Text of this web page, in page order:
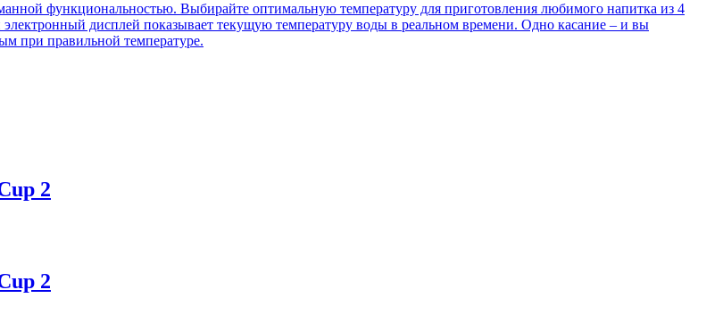
функциональностью. Выбирайте оптимальную температуру для приготовления любимого напитка из 4
дисплей показывает текущую температуру воды в реальном времени. Одно касание – и вы
при правильной температуре.
2
2